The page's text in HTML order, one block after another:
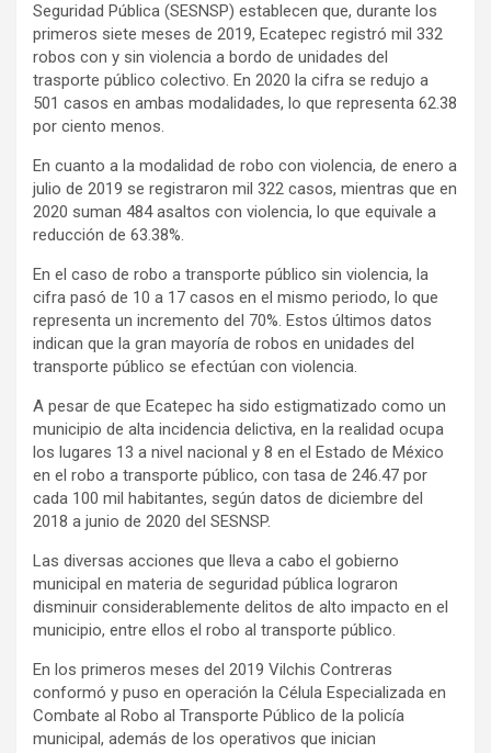
Seguridad Pública (SESNSP) establecen que, durante los
primeros siete meses de 2019, Ecatepec registró mil 332
robos con y sin violencia a bordo de unidades del
trasporte público colectivo. En 2020 la cifra se redujo a
501 casos en ambas modalidades, lo que representa 62.38
por ciento menos.
En cuanto a la modalidad de robo con violencia, de enero a
julio de 2019 se registraron mil 322 casos, mientras que en
2020 suman 484 asaltos con violencia, lo que equivale a
reducción de 63.38%.
En el caso de robo a transporte público sin violencia, la
cifra pasó de 10 a 17 casos en el mismo periodo, lo que
representa un incremento del 70%. Estos últimos datos
indican que la gran mayoría de robos en unidades del
transporte público se efectúan con violencia.
A pesar de que Ecatepec ha sido estigmatizado como un
municipio de alta incidencia delictiva, en la realidad ocupa
los lugares 13 a nivel nacional y 8 en el Estado de México
en el robo a transporte público, con tasa de 246.47 por
cada 100 mil habitantes, según datos de diciembre del
2018 a junio de 2020 del SESNSP.
Las diversas acciones que lleva a cabo el gobierno
municipal en materia de seguridad pública lograron
disminuir considerablemente delitos de alto impacto en el
municipio, entre ellos el robo al transporte público.
En los primeros meses del 2019 Vilchis Contreras
conformó y puso en operación la Célula Especializada en
Combate al Robo al Transporte Público de la policía
municipal, además de los operativos que inician